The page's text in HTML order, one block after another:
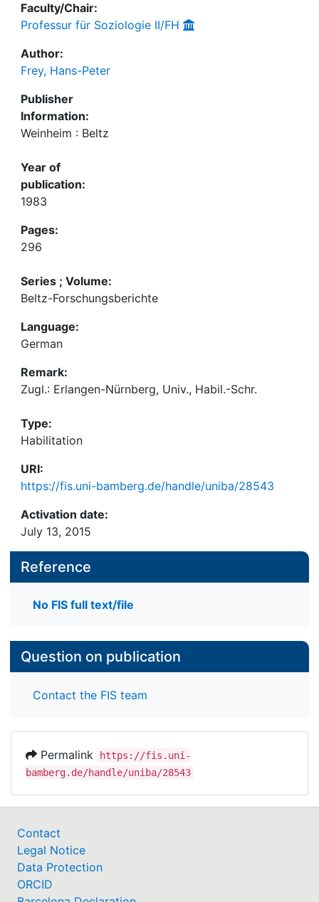
Faculty/Chair:
Professur für Soziologie II/FH
Author:
Frey, Hans-Peter
Publisher
Information:
Weinheim : Beltz
Year of
publication:
1983
Pages:
296
Series ; Volume:
Beltz-Forschungsberichte
Language:
German
Remark:
Zugl.: Erlangen-Nürnberg, Univ., Habil.-Schr.
Type:
Habilitation
URI:
https://fis.uni-bamberg.de/handle/uniba/28543
Activation date:
July 13, 2015
Reference
No FIS full text/file
Question on publication
Contact the FIS team
Permalink
https://fis.uni-
bamberg.de/handle/uniba/28543
Contact
Legal Notice
Data Protection
ORCID